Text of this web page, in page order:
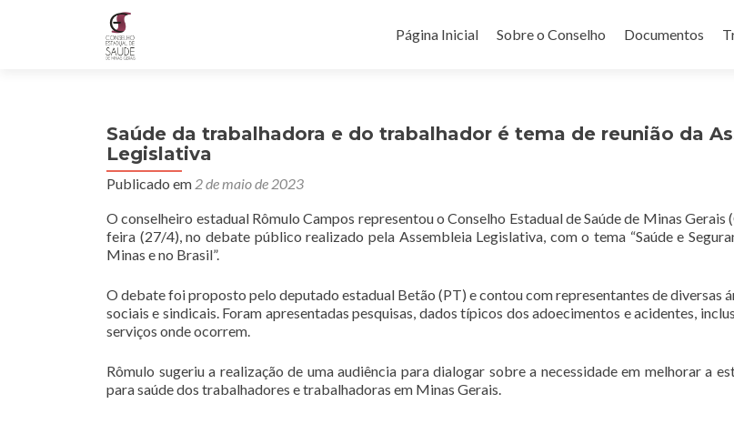
Página Inicial
Sobre o Conselho Documentos
Saúde da trabalhadora e do trabalhador é tema de reunião da
Legislativa
Publicado em 2 de maio de 2023
O conselheiro estadual Rômulo Campos representou o Conselho Estadual de Saúde de Minas Gerais
feira (27/4), no debate público realizado pela Assembleia Legislativa, com o tema “Saúde e
Minas e no Brasil”.
O debate foi proposto pelo deputado estadual Betão (PT) e contou com representantes de diversas
sociais e sindicais. Foram apresentadas pesquisas, dados típicos dos adoecimentos e acidentes,
serviços onde ocorrem.
Rômulo sugeriu a realização de uma audiência para dialogar sobre a necessidade em melhorar a
para saúde dos trabalhadores e trabalhadoras em Minas Gerais.